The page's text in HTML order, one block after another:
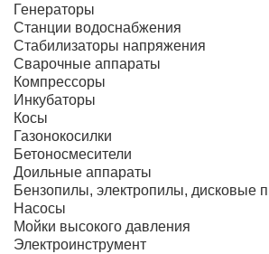
Генераторы
Станции водоснабжения
Стабилизаторы напряжения
Сварочные аппараты
Компрессоры
Инкубаторы
Косы
Газонокосилки
Бетоносмесители
Доильные аппараты
Бензопилы, электропилы, дисковые
Насосы
Мойки высокого давления
Электроинструмент